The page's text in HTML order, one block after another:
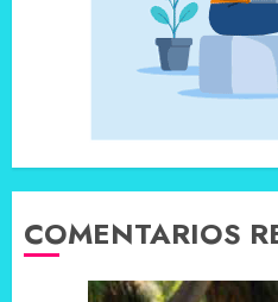
COMENTARIOS